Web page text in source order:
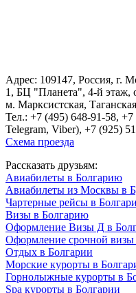
Адрес: 109147, Россия, г.
1, БЦ "Планета", 4-й этаж,
м. Марксистская,
Тел.: +7 (495) 648-91-58, +7
Telegram, Viber), +7 (925)
Схема проезда
Рассказать друзьям:
Авиабилеты в Болгарию
Авиабилеты из Москвы в
Чартерные рейсы в
Визы в Болгарию
Оформление Визы Д в
Оформление срочной
Отдых в Болгарии
Морские курорты в
Горнолыжные курорты в
Spa курорты в Болгарии